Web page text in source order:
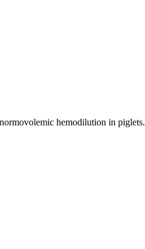
hemodilution in piglets.